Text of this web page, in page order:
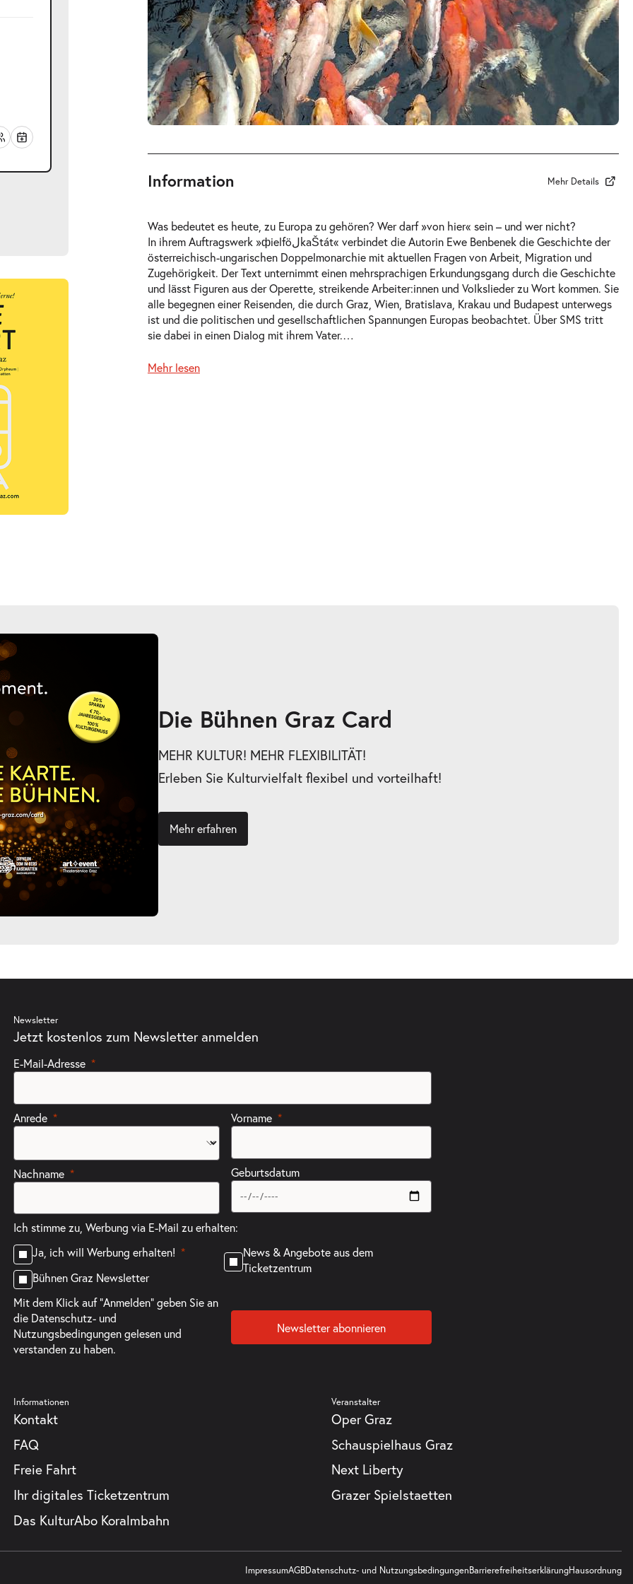
Information Mehr Details
Was bedeutet es heute, zu Europa zu gehören? Wer darf »von hier« sein – und wer nicht?
In ihrem Auftragswerk »фielföلkaŠtát« verbindet die Autorin Ewe Benbenek die Geschichte der
österreichisch-ungarischen Doppelmonarchie mit aktuellen Fragen von Arbeit, Migration und
Zugehörigkeit. Der Text unternimmt einen mehrsprachigen Erkundungsgang durch die Geschichte
und lässt Figuren aus der Operette, streikende Arbeiter:innen und Volkslieder zu Wort kommen. Sie
alle begegnen einer Reisenden, die durch Graz, Wien, Bratislava, Krakau und Budapest unterwegs
ist und die politischen und gesellschaftlichen Spannungen Europas beobachtet. Über SMS tritt
sie dabei in einen Dialog mit ihrem Vater.…
Mehr lesen
Die Bühnen Graz Card
MEHR KULTUR! MEHR FLEXIBILITÄT!
Erleben Sie Kulturvielfalt flexibel und vorteilhaft!
Mehr erfahren
Newsletter
Jetzt kostenlos zum Newsletter anmelden
E-Mail-Adresse
Anrede
Nachname
Vorname
Geburtsdatum
Ich stimme zu, Werbung via E-Mail zu erhalten:
Ja, ich will Werbung erhalten!
Bühnen Graz Newsletter
News & Angebote aus dem
Ticketzentrum
Mit dem Klick auf "Anmelden" geben Sie an
die Datenschutz- und
Nutzungsbedingungengelesen und
verstanden zu haben.
Newsletter abonnieren
Informationen
Kontakt
FAQ
Freie Fahrt
Ihr digitales Ticketzentrum
Das KulturAbo Koralmbahn
Veranstalter
Oper Graz
Schauspielhaus Graz
Next Liberty
Grazer Spielstaetten
ImpressumAGBDatenschutz- und NutzungsbedingungenBarrierefreiheitserklärungHausordnung